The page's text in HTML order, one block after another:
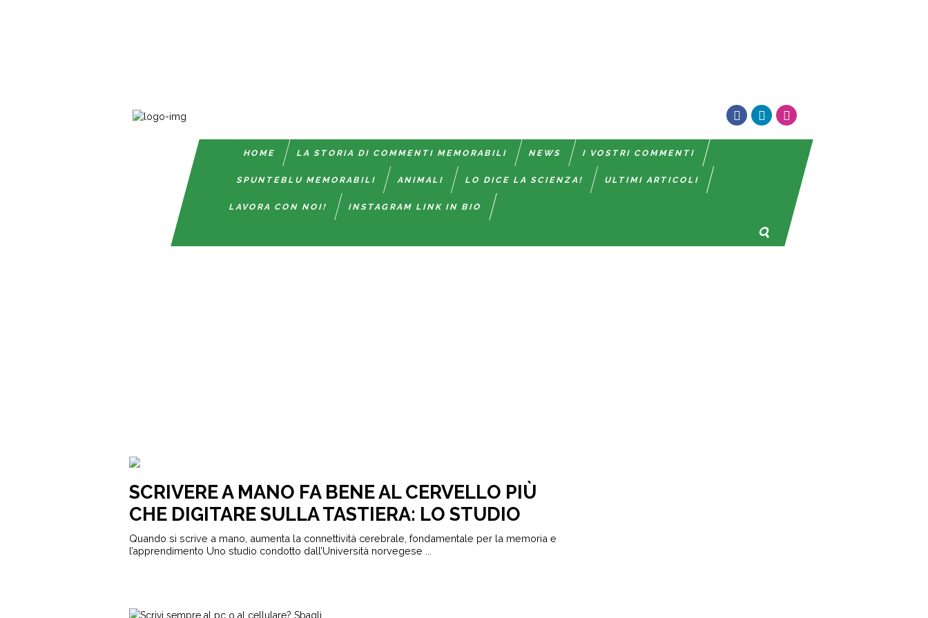
HOME LA STORIA DI COMMENTI MEMORABILI NEWS I VOSTRI COMMENTI
SPUNTEBLU MEMORABILI ANIMALI LO DICE LA SCIENZA! ULTIMI ARTICOLI
LAVORA CON NOI! INSTAGRAM LINK IN BIO
SCRIVERE A MANO FA BENE AL CERVELLO PIÙ
CHE DIGITARE SULLA TASTIERA: LO STUDIO
Quando si scrive a mano, aumenta la connettività cerebrale, fondamentale per la memoria e
l’apprendimento Uno studio condotto dall’Università norvegese ...